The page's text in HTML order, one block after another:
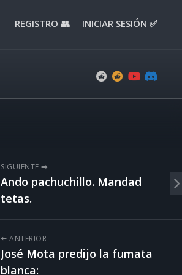
REGISTRO 👥 INICIAR SESIÓN ✅
SIGUIENTE ➡️
Ando pachuchillo. Mandad
tetas.
⬅️ ANTERIOR
José Mota predijo la fumata
blanca: